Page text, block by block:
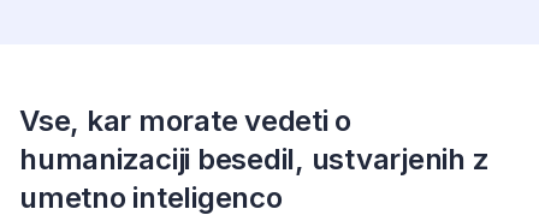
Vse, kar morate vedeti o
humanizaciji besedil, ustvarjenih z
umetno inteligenco